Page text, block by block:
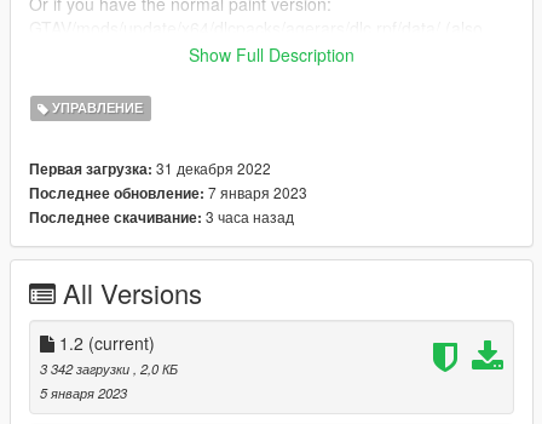
Please don't re-upload. Thanks!
Changelog:
Show Full Description
УПРАВЛЕНИЕ
Первая загрузка: 31 декабря 2022
Последнее обновление: 7 января 2023
Последнее скачивание: 3 часа назад
All Versions
1.2 (current)
3 342 загрузки , 2,0 КБ
5 января 2023